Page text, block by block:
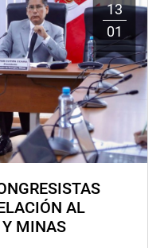
13
01
AL
Y MINAS